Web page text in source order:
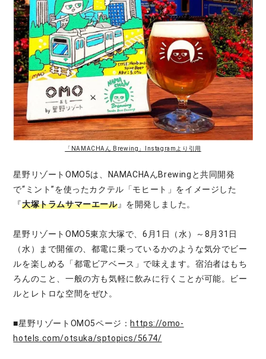
「NAMACHAん Brewing」Instagramより引用
星野リゾートOMO5は、NAMACHAんBrewingと共同開発
で“ミント”を使ったカクテル「モヒート」をイメージした
『大塚トラムサマーエール』を開発しました。
星野リゾートOMO5東京大塚で、6月1日（水）～8月31日
（水）まで開催の、都電に乗っているかのような気分でビー
ルを楽しめる「都電ビアベース」で味えます。宿泊者はもち
ろんのこと、一般の方も気軽に飲みに行くことが可能。ビー
ルとレトロな空間をぜひ。
■星野リゾートOMO5ページ： https://omo-
hotels.com/otsuka/sptopics/5674/